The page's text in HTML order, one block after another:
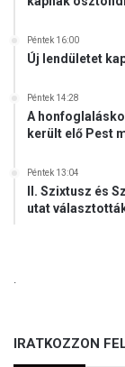
Péntek 16:00
Új lendületet
Péntek 14:28
A
került elő Pest
Péntek 13:04
II. Szixtusz és
utat
.
IRATKOZZON